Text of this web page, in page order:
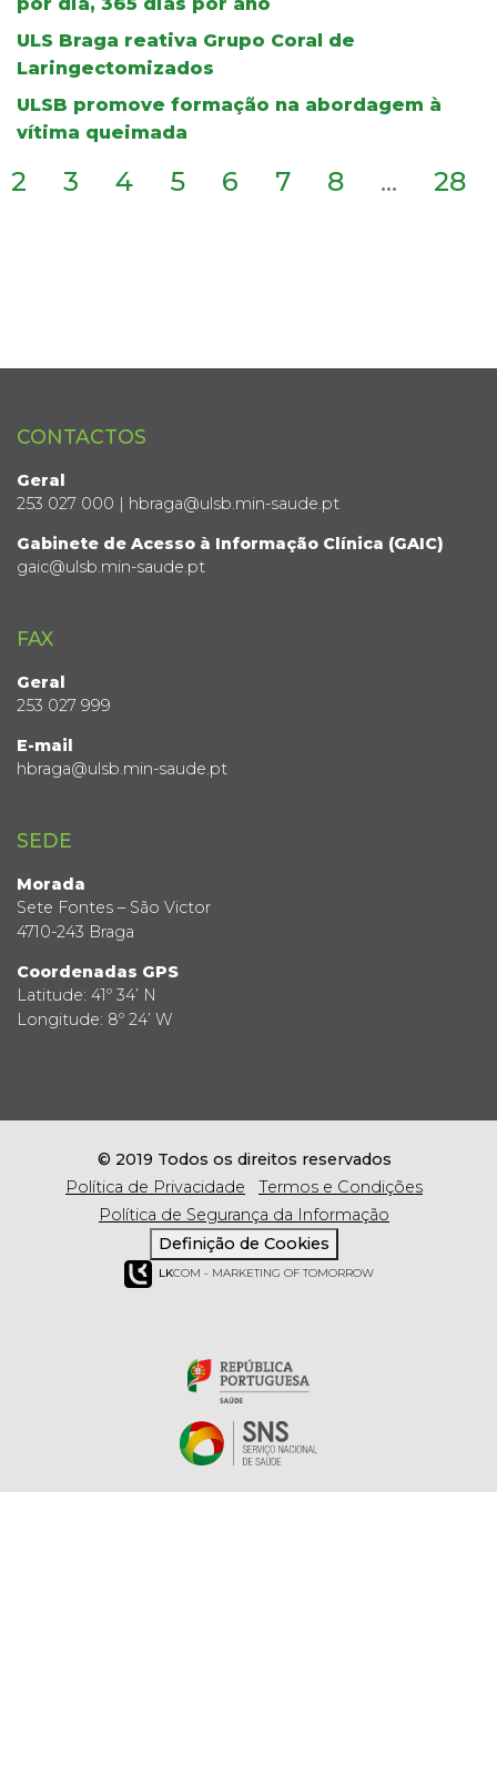
ULS Braga reativa Grupo Coral de
Laringectomizados
ULSB promove formação na abordagem à
vítima queimada
2 3 4 5 6 7 8 ... 28
CONTACTOS
Geral
253 027 000 | hbraga@ulsb.min-saude.pt
Gabinete de Acesso à Informação Clínica (GAIC)
gaic@ulsb.min-saude.pt
FAX
Geral
253 027 999
E-mail
hbraga@ulsb.min-saude.pt
SEDE
Morada
Sete Fontes – São Victor
4710-243 Braga
Coordenadas GPS
Latitude: 41º 34’ N
Longitude: 8º 24’ W
© 2019 Todos os direitos reservados
Política de Privacidade
Termos e Condições
Política de Segurança da Informação
Definição de Cookies
LKCOM - MARKETING OF TOMORROW